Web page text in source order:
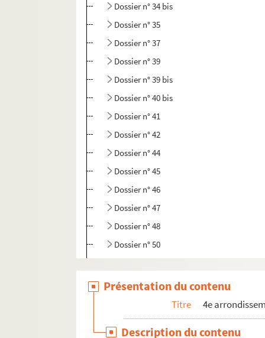
Dossier n° 34 bis
Dossier n° 35
Dossier n° 37
Dossier n° 39
Dossier n° 39 bis
Dossier n° 40 bis
Dossier n° 41
Dossier n° 42
Dossier n° 44
Dossier n° 45
Dossier n° 46
Dossier n° 47
Dossier n° 48
Dossier n° 50
Dossier n° 52
Dossier n° 56
Présentation du contenu
Titre 4e
Description du contenu